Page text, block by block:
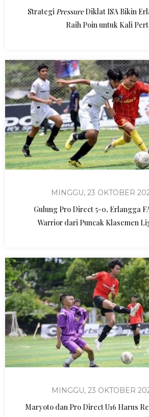
StrategiPressureDiklat ISA Bikin
Raih Poin untuk Kali
MINGGU, 23 OKTOBER
Gulung Pro Direct 5-0, Erlangga
Warrior dari Puncak Klasemen
MINGGU, 23 OKTOBER
Maryoto dan Pro Direct U16 Harus